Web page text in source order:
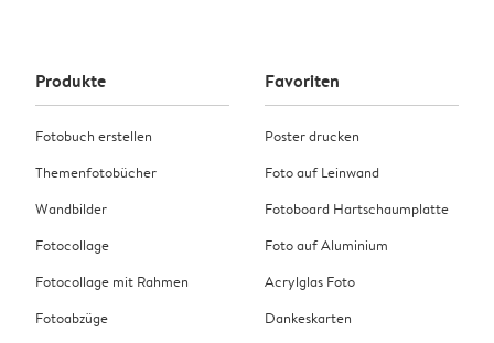
Produkte
Fotobuch erstellen
Themenfotobücher
Wandbilder
Fotocollage
Fotocollage mit Rahmen
Fotoabzüge
Favoriten
Poster drucken
Foto auf Leinwand
Fotoboard Hartschaumplatte
Foto auf Aluminium
Acrylglas Foto
Dankeskarten